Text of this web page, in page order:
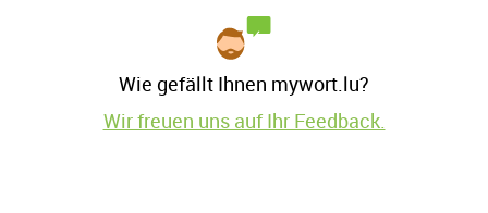
Wie gefällt Ihnen mywort.lu?
Wir freuen uns auf Ihr Feedback.